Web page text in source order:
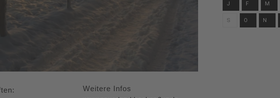
Weitere Infos
J F M
S O N